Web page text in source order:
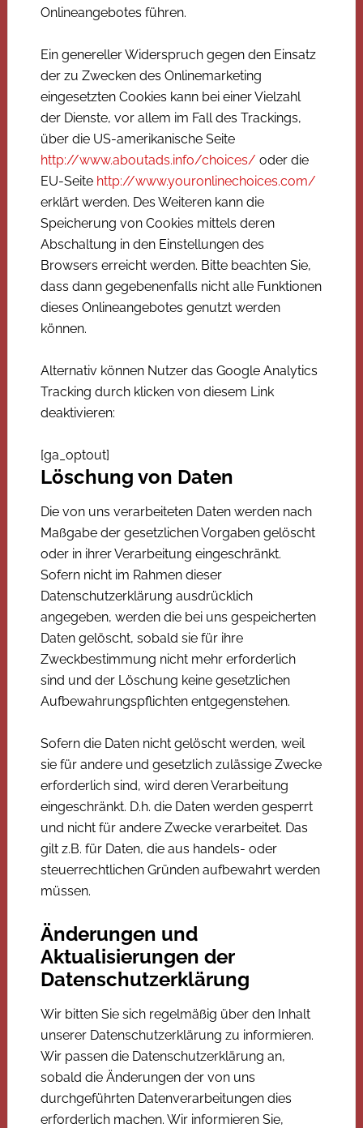
Onlineangebotes führen.
Ein genereller Widerspruch gegen den Einsatz
der zu Zwecken des Onlinemarketing
eingesetzten Cookies kann bei einer Vielzahl
der Dienste, vor allem im Fall des Trackings,
über die US-amerikanische Seite
http://www.aboutads.info/choices/ oder die
EU-Seite http://www.youronlinechoices.com/
erklärt werden. Des Weiteren kann die
Speicherung von Cookies mittels deren
Abschaltung in den Einstellungen des
Browsers erreicht werden. Bitte beachten Sie,
dass dann gegebenenfalls nicht alle Funktionen
dieses Onlineangebotes genutzt werden
können.
Alternativ können Nutzer das Google Analytics
Tracking durch klicken von diesem Link
deaktivieren:
[ga_optout]
Löschung von Daten
Die von uns verarbeiteten Daten werden nach
Maßgabe der gesetzlichen Vorgaben gelöscht
oder in ihrer Verarbeitung eingeschränkt.
Sofern nicht im Rahmen dieser
Datenschutzerklärung ausdrücklich
angegeben, werden die bei uns gespeicherten
Daten gelöscht, sobald sie für ihre
Zweckbestimmung nicht mehr erforderlich
sind und der Löschung keine gesetzlichen
Aufbewahrungspflichten entgegenstehen.
Sofern die Daten nicht gelöscht werden, weil
sie für andere und gesetzlich zulässige Zwecke
erforderlich sind, wird deren Verarbeitung
eingeschränkt. D.h. die Daten werden gesperrt
und nicht für andere Zwecke verarbeitet. Das
gilt z.B. für Daten, die aus handels- oder
steuerrechtlichen Gründen aufbewahrt werden
müssen.
Änderungen und
Aktualisierungen der
Datenschutzerklärung
Wir bitten Sie sich regelmäßig über den Inhalt
unserer Datenschutzerklärung zu informieren.
Wir passen die Datenschutzerklärung an,
sobald die Änderungen der von uns
durchgeführten Datenverarbeitungen dies
erforderlich machen. Wir informieren Sie,